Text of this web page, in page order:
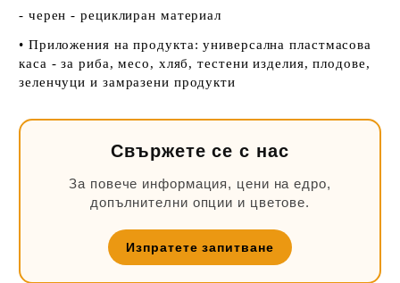
- черен - рециклиран материал
• Приложения на продукта: универсална пластмасова
каса - за риба, месо, хляб, тестени изделия, плодове,
зеленчуци и замразени продукти
Свържете се с нас
За повече информация, цени на едро,
допълнителни опции и цветове.
Изпратете запитване